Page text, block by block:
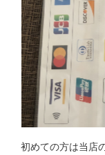
初めての方は当店